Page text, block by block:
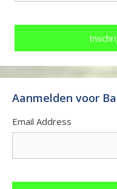
Aanmelden voor
Email Address